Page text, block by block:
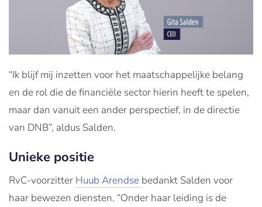
“Ik blijf mij inzetten voor het maatschappelijke belang
en de rol die de financiële sector hierin heeft te spelen,
maar dan vanuit een ander perspectief, in de directie
van DNB”, aldus Salden.
Unieke positie
RvC-voorzitter Huub Arendse bedankt Salden voor
haar bewezen diensten. “Onder haar leiding is de